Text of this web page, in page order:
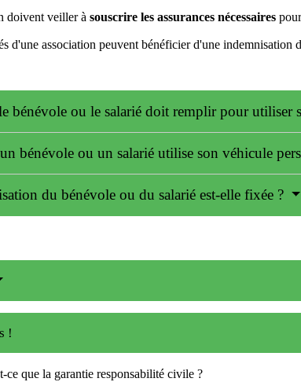
doivent veiller àsouscrire les assurances nécessaires
d'une association peuvent bénéficier d'une indemnisation
bénévole ou le salarié doit remplir pour utiliser
bénévole ou un salarié utilise son véhicule
du bénévole ou du salarié est-elle fixée ?
!
ce que la garantie responsabilité civile ?